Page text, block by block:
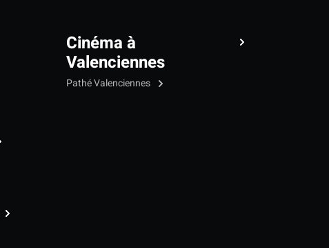
Cinéma à
Valenciennes
Pathé Valenciennes